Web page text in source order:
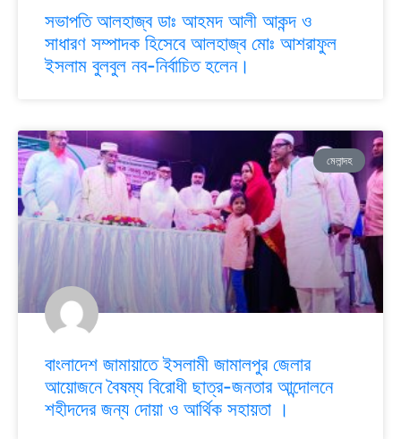
সভাপতি আলহাজ্ব ডাঃ আহমদ আলী আকন্দ ও
সাধারণ সম্পাদক হিসেবে আলহাজ্ব মোঃ আশরাফুল
ইসলাম বুলবুল নব-নির্বাচিত হলেন।
মেলান্দহ
বাংলাদেশ জামায়াতে ইসলামী জামালপুর জেলার
আয়োজনে বৈষম্য বিরোধী ছাত্র-জনতার আন্দোলনে
শহীদদের জন্য দোয়া ও আর্থিক সহায়তা ।